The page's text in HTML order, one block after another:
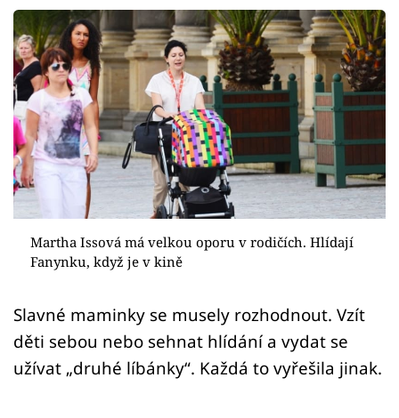
Showbyznys
Youtubeři
Virály
Sex a vztahy
Videa
Sledujte prima+
Přihlášení
Sledujte nás
Martha Issová má velkou oporu v rodičích. Hlídají
Fanynku, když je v kině
Slavné maminky se musely rozhodnout. Vzít
děti sebou nebo sehnat hlídání a vydat se
užívat „druhé líbánky“. Každá to vyřešila jinak.